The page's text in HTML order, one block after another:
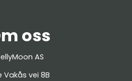
oss
AS
Vakås vei 8B